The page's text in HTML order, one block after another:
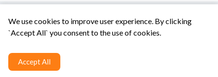
We use cookies to improve user experience. By clicking
`Accept All` you consent to the use of cookies.
Accept All